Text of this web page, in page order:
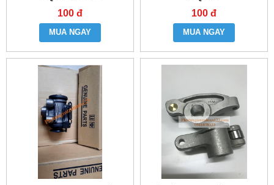
100 đ
MUA NGAY
100 đ
MUA NGAY